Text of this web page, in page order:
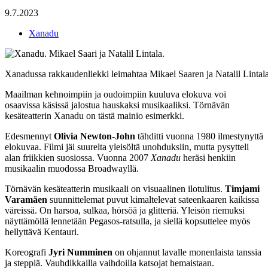
9.7.2023
Xanadu
Xanadussa rakkaudenliekki leimahtaa Mikael Saaren ja Natalil
Maailman kehnoimpiin ja oudoimpiin kuuluva elokuva voi
osaavissa käsissä jalostua hauskaksi musikaaliksi. Törnävän
kesäteatterin Xanadu on tästä mainio esimerkki.
Edesmennyt Olivia Newton-John tähditti vuonna 1980 ilmestynyttä
elokuvaa. Filmi jäi suurelta yleisöltä unohduksiin, mutta pysytteli
alan friikkien suosiossa. Vuonna 2007 Xanadu heräsi henkiin
musikaalin muodossa Broadwayllä.
Törnävän kesäteatterin musikaali on visuaalinen ilotulitus. Timjami
Varamäen suunnittelemat puvut kimaltelevat sateenkaaren kaikissa
väreissä. On harsoa, sulkaa, hörsöä ja glitteriä. Yleisön riemuksi
näyttämöllä lennetään Pegasos-ratsulla, ja siellä kopsuttelee myös
hellyttävä Kentauri.
Koreografi Jyri Numminen on ohjannut lavalle monenlaista tanssia
ja steppiä. Vauhdikkailla vaihdoilla katsojat hemaistaan.